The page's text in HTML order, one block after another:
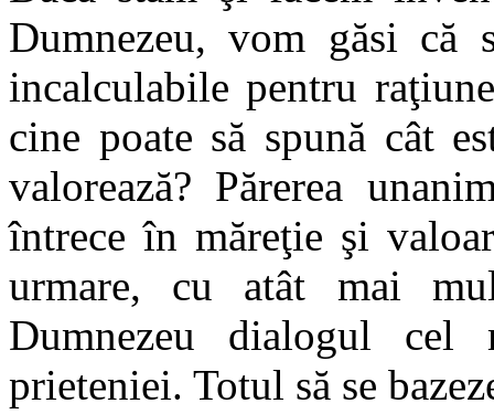
Dumnezeu, vom găsi că
incalculabile pentru
cine poate să spună cât
valorează? Părerea
întrece în măreţie şi
urmare, cu atât mai
Dumnezeu dialogul
prieteniei. Totul să se